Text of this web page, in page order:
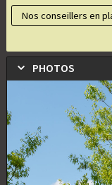
Nos conseillers en
PHOTOS